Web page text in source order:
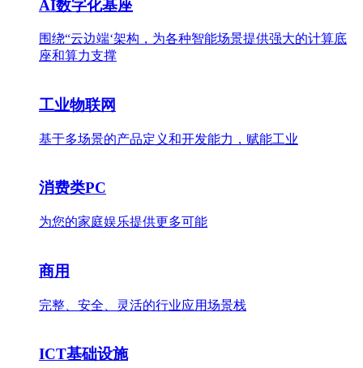
AI数字化基座
围绕“云边端‘架构，为各种智能场景提供强大的计算底
座和算力支撑
工业物联网
基于多场景的产品定义和开发能力，赋能工业
消费类PC
为您的家庭娱乐提供更多可能
商用
完整、安全、灵活的行业应用场景栈
ICT基础设施